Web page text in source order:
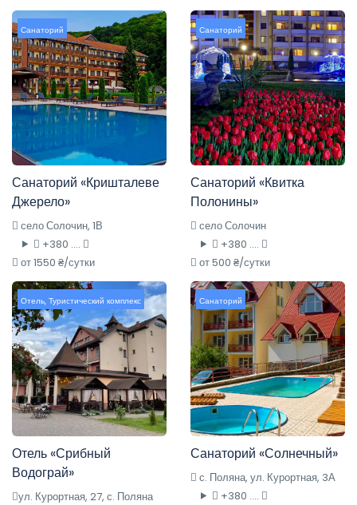
Санаторий
Санаторий «Кришталеве
Джерело»
село Солочин, 1В
+380 ....
от 1550 ₴/сутки
Санаторий
Санаторий «Квитка
Полонины»
село Солочин
+380 ....
от 500 ₴/сутки
Отель, Туристический комплекс
Отель «Срибный
Водограй»
ул. Курортная, 27, с. Поляна
Санаторий
Санаторий «Солнечный»
с. Поляна, ул. Курортная, 3А
+380 ....